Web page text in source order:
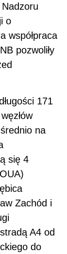
o
współpraca
pozwoliły
171
na
się 4
Zachód i
A4 od
do